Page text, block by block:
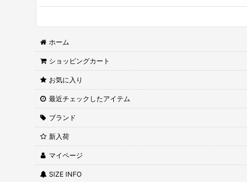
ホーム
ショッピングカート
お気に入り
最近チェックしたアイテム
ブランド
新入荷
マイページ
SIZE INFO